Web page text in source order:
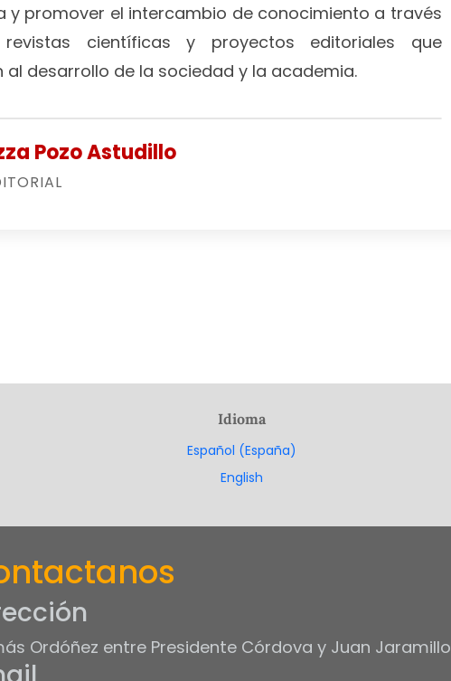
y promover el intercambio de conocimiento a través
científicas y proyectos editoriales que
al desarrollo de la sociedad y la academia.
Pozo Astudillo
Idioma
Español (España)
English
Ordóñez entre Presidente Córdova y Juan Jaramillo